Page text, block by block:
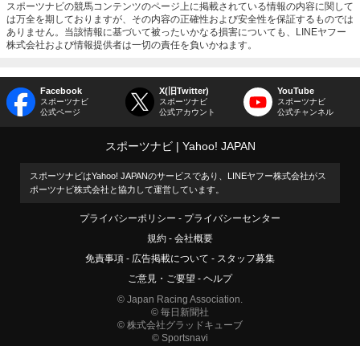
スポーツナビの競馬コンテンツのページ上に掲載されている情報の内容に関して
は万全を期しておりますが、その内容の正確性および安全性を保証するものでは
ありません。当該情報に基づいて被ったいかなる損害についても、LINEヤフー
株式会社および情報提供者は一切の責任を負いかねます。
Facebook
スポーツナビ
公式ページ
X(旧Twitter)
スポーツナビ
公式アカウント
YouTube
スポーツナビ
公式チャンネル
スポーツナビ Yahoo! JAPAN
スポーツナビはYahoo! JAPANのサービスであり、LINEヤフー株式会社がス
ポーツナビ株式会社と協力して運営しています。
プライバシーポリシー
プライバシーセンター
規約
会社概要
免責事項
広告掲載について
スタッフ募集
ご意見・ご要望
ヘルプ
© Japan Racing Association.
© 毎日新聞社
© 株式会社グラッドキューブ
© Sportsnavi